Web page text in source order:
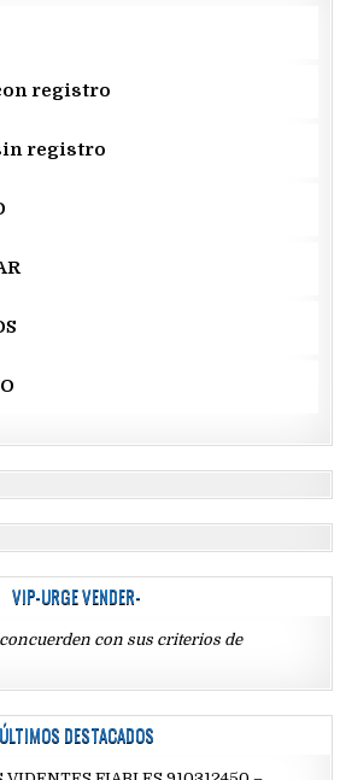
registro
registro
VIP-URGE VENDER-
con sus criterios de
ÚLTIMOS DESTACADOS